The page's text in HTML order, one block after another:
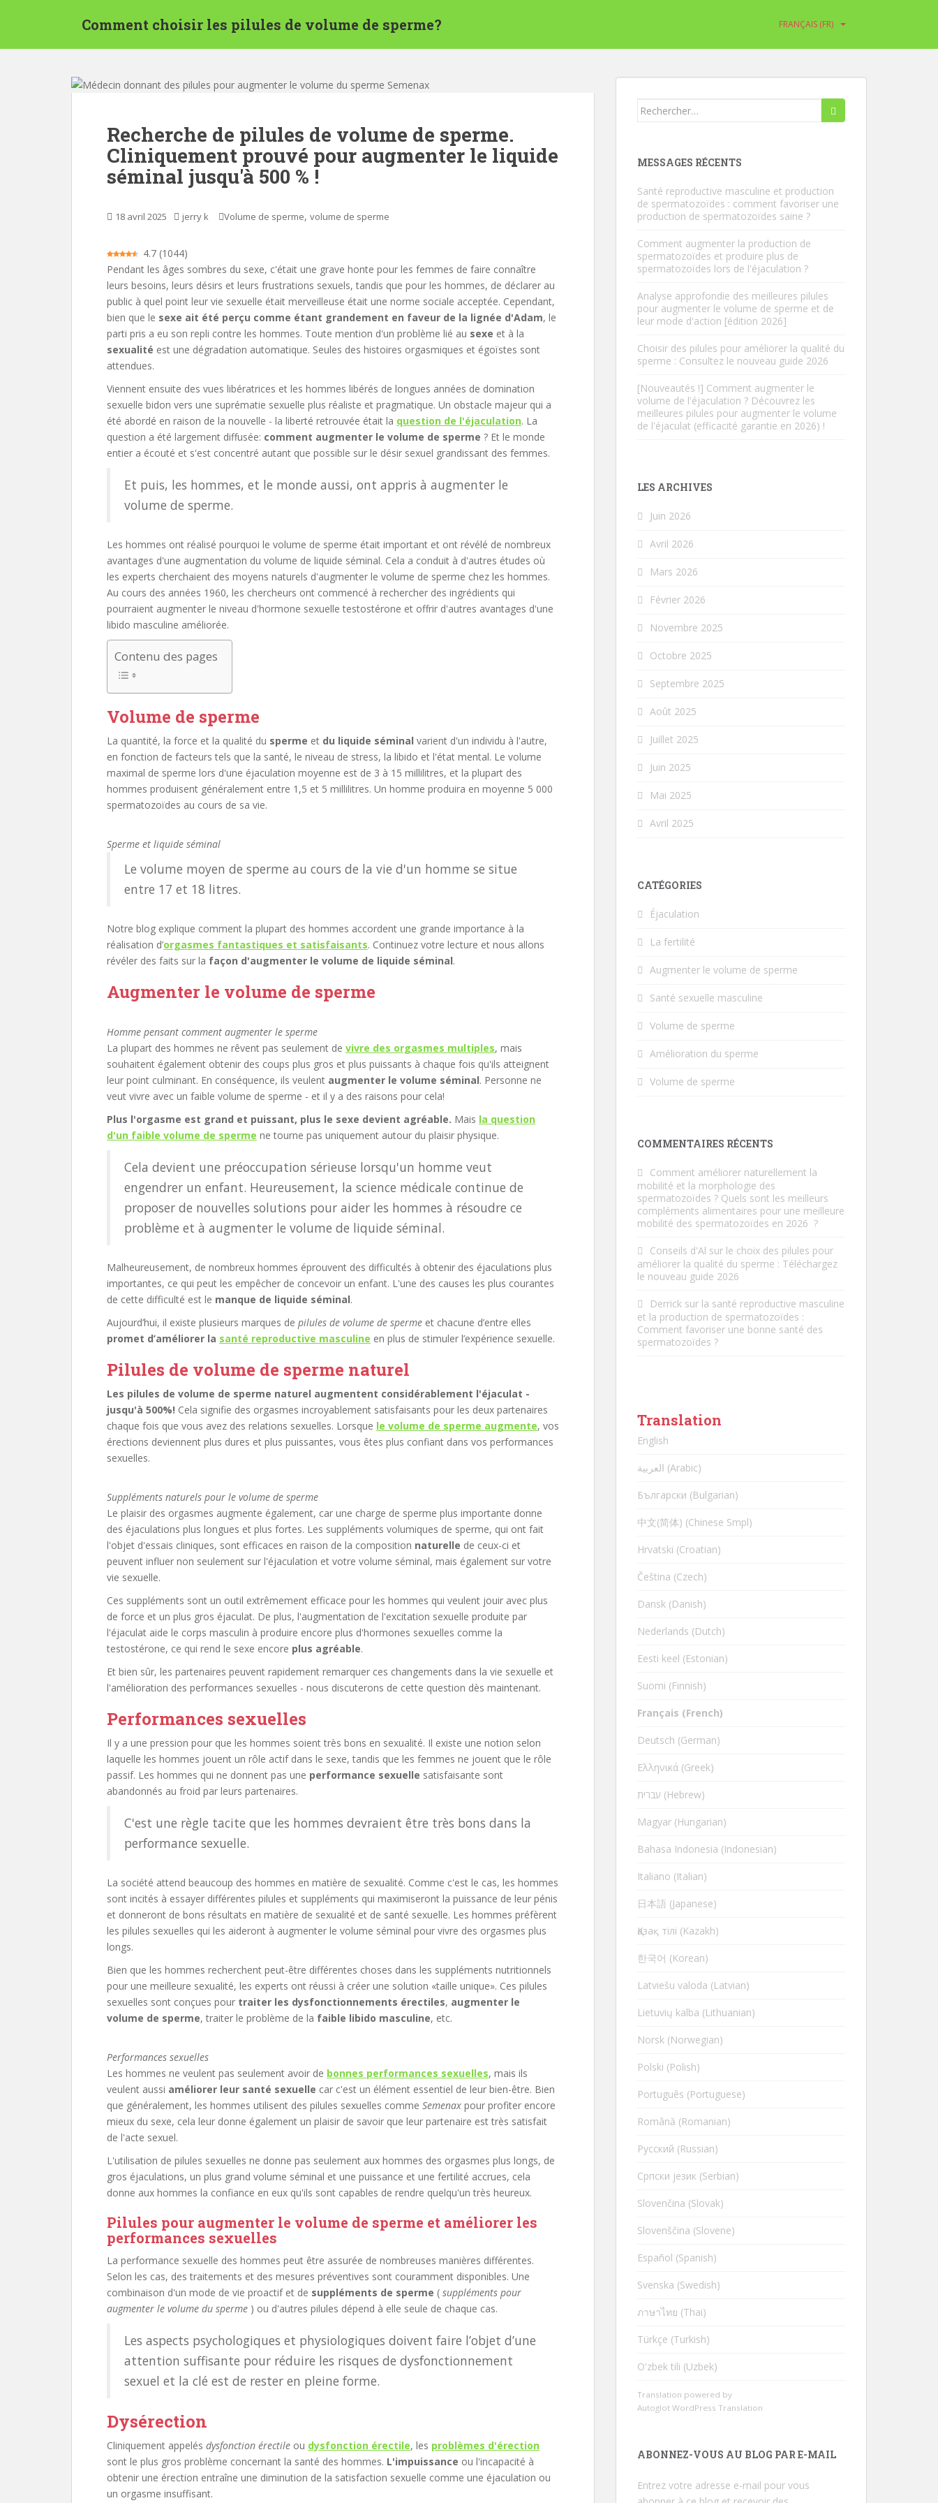
Comment choisir les pilules de volume de sperme? FRANÇAIS (FR)
Recherche de pilules de volume de sperme.
Cliniquement prouvé pour augmenter le liquide
séminal jusqu'à 500 % !
18 avril 2025 jerry k Volume de sperme, volume de sperme
4.7 (1044)
Pendant les âges sombres du sexe, c'était une grave honte pour les femmes de faire connaître
leurs besoins, leurs désirs et leurs frustrations sexuels, tandis que pour les hommes, de déclarer au
public à quel point leur vie sexuelle était merveilleuse était une norme sociale acceptée. Cependant,
bien que le sexe ait été perçu comme étant grandement en faveur de la lignée d'Adam, le
parti pris a eu son repli contre les hommes. Toute mention d'un problème lié au sexe et à la
sexualité est une dégradation automatique. Seules des histoires orgasmiques et égoïstes sont
attendues.
Viennent ensuite des vues libératrices et les hommes libérés de longues années de domination
sexuelle bidon vers une suprématie sexuelle plus réaliste et pragmatique. Un obstacle majeur qui a
été abordé en raison de la nouvelle - la liberté retrouvée était la question de l'éjaculation. La
question a été largement diffusée: comment augmenter le volume de sperme ? Et le monde
entier a écouté et s'est concentré autant que possible sur le désir sexuel grandissant des femmes.
Et puis, les hommes, et le monde aussi, ont appris à augmenter le
volume de sperme.
Les hommes ont réalisé pourquoi le volume de sperme était important et ont révélé de nombreux
avantages d'une augmentation du volume de liquide séminal. Cela a conduit à d'autres études où
les experts cherchaient des moyens naturels d'augmenter le volume de sperme chez les hommes.
Au cours des années 1960, les chercheurs ont commencé à rechercher des ingrédients qui
pourraient augmenter le niveau d'hormone sexuelle testostérone et offrir d'autres avantages d'une
libido masculine améliorée.
Contenu des pages
Volume de sperme
La quantité, la force et la qualité du sperme et du liquide séminal varient d'un individu à l'autre,
en fonction de facteurs tels que la santé, le niveau de stress, la libido et l'état mental. Le volume
maximal de sperme lors d'une éjaculation moyenne est de 3 à 15 millilitres, et la plupart des
hommes produisent généralement entre 1,5 et 5 millilitres. Un homme produira en moyenne 5 000
spermatozoïdes au cours de sa vie.
Sperme et liquide séminal
Le volume moyen de sperme au cours de la vie d'un homme se situe
entre 17 et 18 litres.
Notre blog explique comment la plupart des hommes accordent une grande importance à la
réalisation d’orgasmes fantastiques et satisfaisants. Continuez votre lecture et nous allons
révéler des faits sur la façon d'augmenter le volume de liquide séminal.
Augmenter le volume de sperme
Homme pensant comment augmenter le sperme
La plupart des hommes ne rêvent pas seulement de vivre des orgasmes multiples, mais
souhaitent également obtenir des coups plus gros et plus puissants à chaque fois qu'ils atteignent
leur point culminant. En conséquence, ils veulent augmenter le volume séminal. Personne ne
veut vivre avec un faible volume de sperme - et il y a des raisons pour cela!
Plus l'orgasme est grand et puissant, plus le sexe devient agréable. Mais la question
d'un faible volume de sperme ne tourne pas uniquement autour du plaisir physique.
Cela devient une préoccupation sérieuse lorsqu'un homme veut
engendrer un enfant. Heureusement, la science médicale continue de
proposer de nouvelles solutions pour aider les hommes à résoudre ce
problème et à augmenter le volume de liquide séminal.
Malheureusement, de nombreux hommes éprouvent des difficultés à obtenir des éjaculations plus
importantes, ce qui peut les empêcher de concevoir un enfant. L'une des causes les plus courantes
de cette difficulté est le manque de liquide séminal.
Aujourd’hui, il existe plusieurs marques de pilules de volume de sperme et chacune d’entre elles
promet d’améliorer la santé reproductive masculine en plus de stimuler l’expérience sexuelle.
Pilules de volume de sperme naturel
Les pilules de volume de sperme naturel augmentent considérablement l'éjaculat -
jusqu'à 500%! Cela signifie des orgasmes incroyablement satisfaisants pour les deux partenaires
chaque fois que vous avez des relations sexuelles. Lorsque le volume de sperme augmente, vos
érections deviennent plus dures et plus puissantes, vous êtes plus confiant dans vos performances
sexuelles.
Suppléments naturels pour le volume de sperme
Le plaisir des orgasmes augmente également, car une charge de sperme plus importante donne
des éjaculations plus longues et plus fortes. Les suppléments volumiques de sperme, qui ont fait
l'objet d'essais cliniques, sont efficaces en raison de la composition naturelle de ceux-ci et
peuvent influer non seulement sur l'éjaculation et votre volume séminal, mais également sur votre
vie sexuelle.
Ces suppléments sont un outil extrêmement efficace pour les hommes qui veulent jouir avec plus
de force et un plus gros éjaculat. De plus, l'augmentation de l'excitation sexuelle produite par
l'éjaculat aide le corps masculin à produire encore plus d'hormones sexuelles comme la
testostérone, ce qui rend le sexe encore plus agréable.
Et bien sûr, les partenaires peuvent rapidement remarquer ces changements dans la vie sexuelle et
l'amélioration des performances sexuelles - nous discuterons de cette question dès maintenant.
Performances sexuelles
Il y a une pression pour que les hommes soient très bons en sexualité. Il existe une notion selon
laquelle les hommes jouent un rôle actif dans le sexe, tandis que les femmes ne jouent que le rôle
passif. Les hommes qui ne donnent pas une performance sexuelle satisfaisante sont
abandonnés au froid par leurs partenaires.
C'est une règle tacite que les hommes devraient être très bons dans la
performance sexuelle.
La société attend beaucoup des hommes en matière de sexualité. Comme c'est le cas, les hommes
sont incités à essayer différentes pilules et suppléments qui maximiseront la puissance de leur pénis
et donneront de bons résultats en matière de sexualité et de santé sexuelle. Les hommes préfèrent
les pilules sexuelles qui les aideront à augmenter le volume séminal pour vivre des orgasmes plus
longs.
Bien que les hommes recherchent peut-être différentes choses dans les suppléments nutritionnels
pour une meilleure sexualité, les experts ont réussi à créer une solution «taille unique». Ces pilules
sexuelles sont conçues pour traiter les dysfonctionnements érectiles, augmenter le
volume de sperme, traiter le problème de la faible libido masculine, etc.
Performances sexuelles
Les hommes ne veulent pas seulement avoir de bonnes performances sexuelles, mais ils
veulent aussi améliorer leur santé sexuelle car c'est un élément essentiel de leur bien-être. Bien
que généralement, les hommes utilisent des pilules sexuelles comme Semenax pour profiter encore
mieux du sexe, cela leur donne également un plaisir de savoir que leur partenaire est très satisfait
de l'acte sexuel.
L'utilisation de pilules sexuelles ne donne pas seulement aux hommes des orgasmes plus longs, de
gros éjaculations, un plus grand volume séminal et une puissance et une fertilité accrues, cela
donne aux hommes la confiance en eux qu'ils sont capables de rendre quelqu'un très heureux.
Pilules pour augmenter le volume de sperme et améliorer les
performances sexuelles
La performance sexuelle des hommes peut être assurée de nombreuses manières différentes.
Selon les cas, des traitements et des mesures préventives sont couramment disponibles. Une
combinaison d'un mode de vie proactif et de suppléments de sperme ( suppléments pour
augmenter le volume du sperme ) ou d'autres pilules dépend à elle seule de chaque cas.
Les aspects psychologiques et physiologiques doivent faire l’objet d’une
attention suffisante pour réduire les risques de dysfonctionnement
sexuel et la clé est de rester en pleine forme.
Dysérection
Cliniquement appelés dysfonction érectile ou dysfonction érectile, les problèmes d'érection
sont le plus gros problème concernant la santé des hommes. L'impuissance ou l'incapacité à
obtenir une érection entraîne une diminution de la satisfaction sexuelle comme une éjaculation ou
un orgasme insuffisant.
Rechercher:
MESSAGES RÉCENTS
Santé reproductive masculine et production
de spermatozoïdes : comment favoriser une
production de spermatozoïdes saine ?
Comment augmenter la production de
spermatozoïdes et produire plus de
spermatozoïdes lors de l'éjaculation ?
Analyse approfondie des meilleures pilules
pour augmenter le volume de sperme et de
leur mode d'action [édition 2026]
Choisir des pilules pour améliorer la qualité du
sperme : Consultez le nouveau guide 2026
[Nouveautés !] Comment augmenter le
volume de l'éjaculation ? Découvrez les
meilleures pilules pour augmenter le volume
de l'éjaculat (efficacité garantie en 2026) !
LES ARCHIVES
Juin 2026
Avril 2026
Mars 2026
Février 2026
Novembre 2025
Octobre 2025
Septembre 2025
Août 2025
Juillet 2025
Juin 2025
Mai 2025
Avril 2025
CATÉGORIES
Éjaculation
La fertilité
Augmenter le volume de sperme
Santé sexuelle masculine
Volume de sperme
Amélioration du sperme
Volume de sperme
COMMENTAIRES RÉCENTS
Comment améliorer naturellement la
mobilité et la morphologie des
spermatozoïdes ? Quels sont les meilleurs
compléments alimentaires pour une meilleure
mobilité des spermatozoïdes en 2026 ?
Conseils d'Al sur le choix des pilules pour
améliorer la qualité du sperme : Téléchargez
le nouveau guide 2026
Derrick sur la santé reproductive masculine
et la production de spermatozoïdes :
Comment favoriser une bonne santé des
spermatozoïdes ?
Translation
English
العربية (Arabic)
Български (Bulgarian)
中文(简体) (Chinese Smpl)
Hrvatski (Croatian)
Čeština (Czech)
Dansk (Danish)
Nederlands (Dutch)
Eesti keel (Estonian)
Suomi (Finnish)
Français (French)
Deutsch (German)
Ελληνικά (Greek)
עברית (Hebrew)
Magyar (Hungarian)
Bahasa Indonesia (Indonesian)
Italiano (Italian)
日本語 (Japanese)
Қазақ тілі (Kazakh)
한국어 (Korean)
Latviešu valoda (Latvian)
Lietuvių kalba (Lithuanian)
Norsk (Norwegian)
Polski (Polish)
Português (Portuguese)
Română (Romanian)
Русский (Russian)
Cрпски језик (Serbian)
Slovenčina (Slovak)
Slovenščina (Slovene)
Español (Spanish)
Svenska (Swedish)
ภาษาไทย (Thai)
Türkçe (Turkish)
Oʻzbek tili (Uzbek)
Translation powered by
Autoglot WordPress Translation
ABONNEZ-VOUS AU BLOG PAR E-MAIL
Entrez votre adresse e-mail pour vous